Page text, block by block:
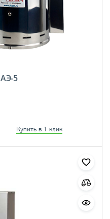
5
Купить в 1 клик